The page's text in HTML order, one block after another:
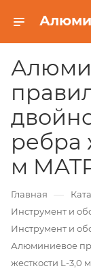
ребра
м
Главная —
Инструмент и
Инструмент и
Алюминиевое
жесткости L-3,0